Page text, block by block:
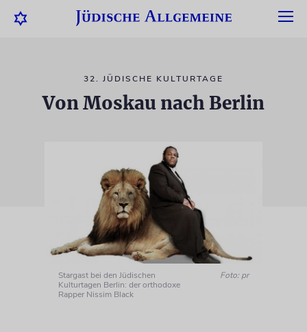
32. JÜDISCHE KULTURTAGE
Von Moskau nach Berlin
Stargast bei den Jüdischen
Kulturtagen Berlin: der orthodoxe
Rapper Nissim Black
Foto: pr